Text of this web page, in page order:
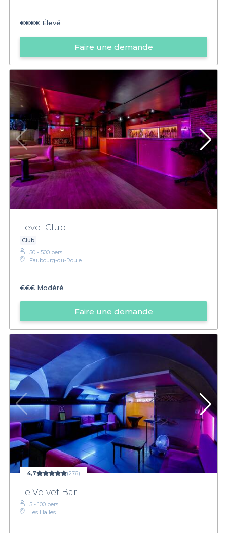
€€€€ Élevé
Faire une demande
Level Club
Club
50 - 500 pers.
Faubourg-du-Roule
€€€ Modéré
Faire une demande
4,7 (276)
Le Velvet Bar
5 - 100 pers.
Les Halles